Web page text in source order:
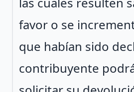
favor o se
que habían sido
contribuyente